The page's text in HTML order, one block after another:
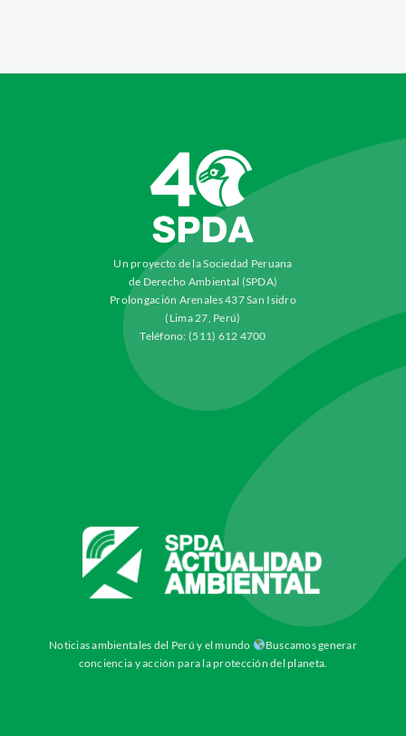
Un proyecto de la Sociedad Peruana
de Derecho Ambiental (SPDA)
Prolongación Arenales 437 San Isidro
(Lima 27, Perú)
Teléfono: (511) 612 4700
Noticias ambientales del Perú y el mundo
Buscamos generar
conciencia y acción para la protección del planeta.